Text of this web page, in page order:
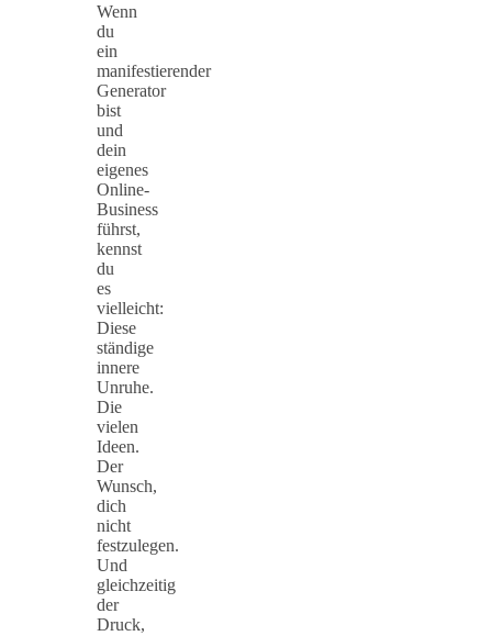
Wenn
du
ein
manifestierender
Generator
bist
und
dein
eigenes
Online-
Business
führst,
kennst
du
es
vielleicht:
Diese
ständige
innere
Unruhe.
Die
vielen
Ideen.
Der
Wunsch,
dich
nicht
festzulegen.
Und
gleichzeitig
der
Druck,